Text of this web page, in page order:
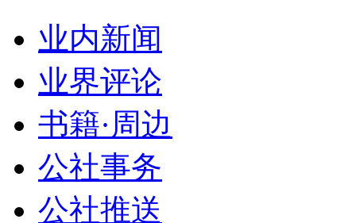
业内新闻
业界评论
书籍·周边
公社事务
公社推送